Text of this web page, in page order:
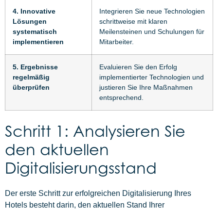
4. Innovative
Lösungen
systematisch
implementieren
Integrieren Sie neue Technologien
schrittweise mit klaren
Meilensteinen und Schulungen für
Mitarbeiter.
5. Ergebnisse
regelmäßig
überprüfen
Evaluieren Sie den Erfolg
implementierter Technologien und
justieren Sie Ihre Maßnahmen
entsprechend.
Schritt 1: Analysieren Sie
den aktuellen
Digitalisierungsstand
Der erste Schritt zur erfolgreichen Digitalisierung Ihres
Hotels besteht darin, den aktuellen Stand Ihrer